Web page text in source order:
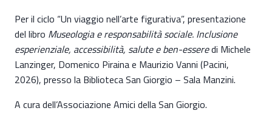
Per il ciclo “Un viaggio nell’arte figurativa”, presentazione
del libro Museologia e responsabilità sociale. Inclusione
esperienziale, accessibilità, salute e ben-esseredi Michele
Lanzinger, Domenico Piraina e Maurizio Vanni (Pacini,
2026), presso la Biblioteca San Giorgio – Sala Manzini.
A cura dell’Associazione Amici della San Giorgio.